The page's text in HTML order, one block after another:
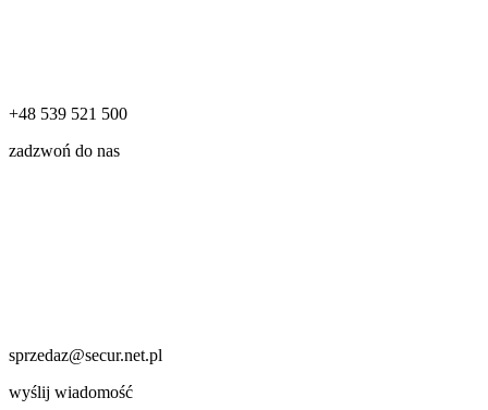
+48 539 521 500
zadzwoń do nas
sprzedaz@secur.net.pl
wyślij wiadomość